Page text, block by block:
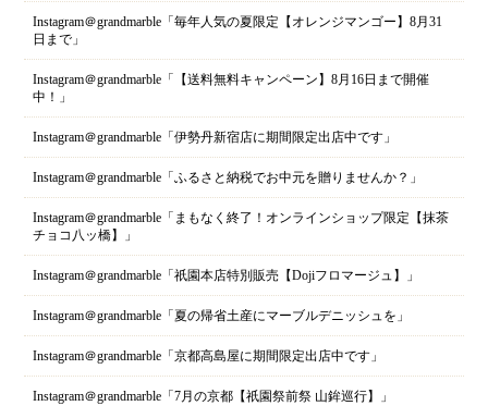
Instagram＠grandmarble「毎年人気の夏限定【オレンジマンゴー】8月31
日まで」
Instagram＠grandmarble「【送料無料キャンペーン】8月16日まで開催
中！」
Instagram＠grandmarble「伊勢丹新宿店に期間限定出店中です」
Instagram＠grandmarble「ふるさと納税でお中元を贈りませんか？」
Instagram＠grandmarble「まもなく終了！オンラインショップ限定【抹茶
チョコ八ッ橋】」
Instagram＠grandmarble「祇園本店特別販売【Dojiフロマージュ】」
Instagram＠grandmarble「夏の帰省土産にマーブルデニッシュを」
Instagram＠grandmarble「京都高島屋に期間限定出店中です」
Instagram＠grandmarble「7月の京都【祇園祭前祭 山鉾巡行】」